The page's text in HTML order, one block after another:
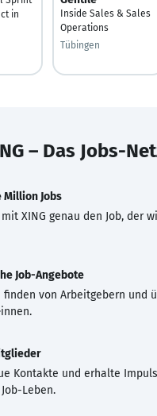
in
Inside Sales & Sales
Operations
Tübingen
– Das Jobs-
Million Jobs
XING genau den Job, der
Job-Angebote
finden von Arbeitgebern und
Kontakte und erhalte
Leben.